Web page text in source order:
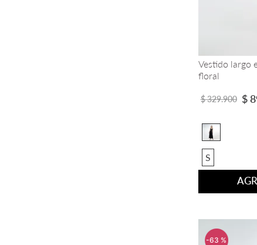
Vestido largo
floral
$329.900 $
S
-63 %